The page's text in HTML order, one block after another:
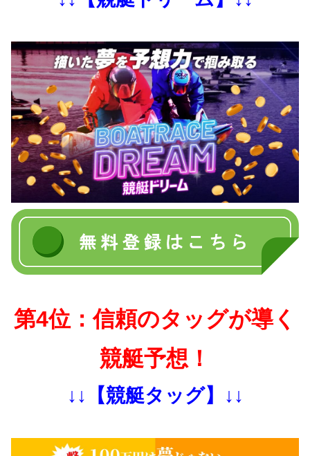
第4位：信頼のタッグが導く
競艇予想！
↓↓【競艇タッグ】↓↓